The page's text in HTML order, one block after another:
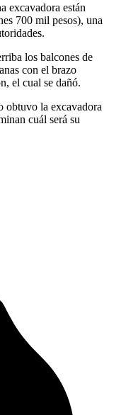
excavadora están
700 mil pesos), una
los balcones de
con el brazo
el cual se dañó.
obtuvo la excavadora
cuál será su